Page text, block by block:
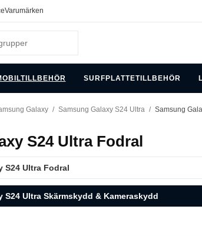
Varumärken
SURFPLATTETILLBEHÖR
Galaxy / Samsung Galaxy S24 Ultra / Samsung
S24 Ultra Fodral
S24 Ultra Fodral
S24 Ultra Skärmskydd & Kameraskydd